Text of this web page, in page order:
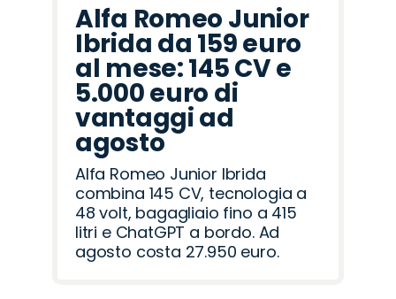
Alfa Romeo Junior
Ibrida da 159 euro
al mese: 145 CV e
5.000 euro di
vantaggi ad
agosto
Alfa Romeo Junior Ibrida
combina 145 CV, tecnologia a
48 volt, bagagliaio fino a 415
litri e ChatGPT a bordo. Ad
agosto costa 27.950 euro.